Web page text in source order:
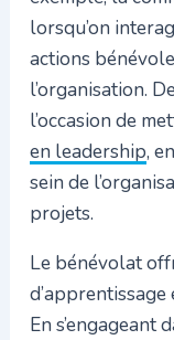
lorsqu’on
actions
l’organisation.
l’occasion de
en leadership,
sein de
projets.
Le bénévolat
d’apprentissage
En s’engageant